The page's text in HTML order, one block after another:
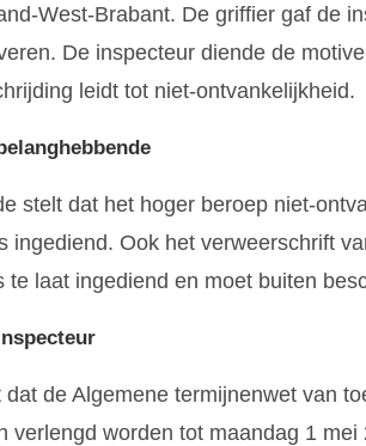
West-Brabant. De griffier gaf de
De inspecteur diende de
leidt tot niet-ontvankelijkheid.
stelt dat het hoger beroep niet-
ingediend. Ook het verweerschrift
te laat ingediend en moet buiten
de Algemene termijnenwet van
verlengd worden tot maandag 1